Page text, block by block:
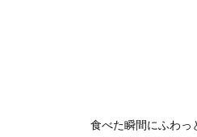
食べた瞬間にふわっ